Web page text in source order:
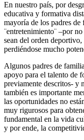
En nuestro país, por
educativa y formativa
mayoría de los padres
¨entretenimiento¨ –por
sean del orden
perdiéndose mucho
Algunos padres de
apoyo para el talento de
previamente descritos- y
también es importante
las oportunidades no
muy rigurosos para
fundamental en la vida
y por ende, la